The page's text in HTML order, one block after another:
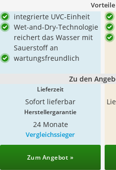
Vorteile
integrierte UVC-Einheit
Wet-and-Dry-Technologie
reichert das Wasser mit
Sauerstoff an
wartungsfreundlich
Zu den
Lieferzeit
Sofort lieferbar
Herstellergarantie
24 Monate
Vergleichssieger
Zum Angebot »